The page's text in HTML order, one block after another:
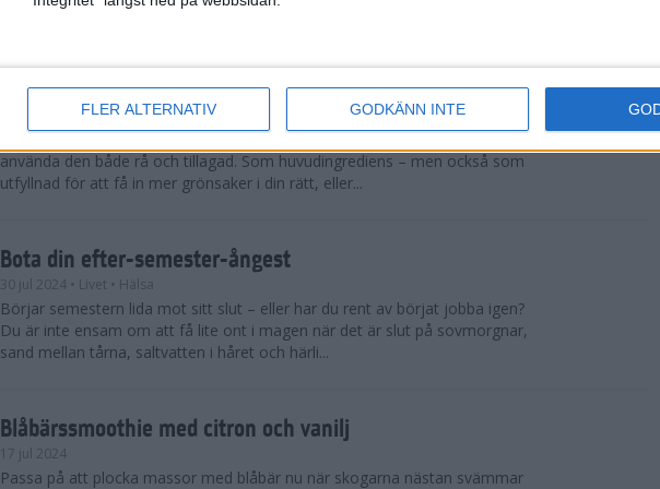
FLER ALTERNATIV GODKÄNN INTE
tips både till dig som satsar på ett rejält pers och t...
Enkla och goda zucchinirecept
• Livet• Recept
använda den både rå och tillagad. Som huvudingrediens – men också som
utfyllnad för att få in mer grönsaker i din rätt, eller...
Bota din efter-semester-ångest
30 jul 2024 • Livet • Hälsa
Börjar semestern lida mot sitt slut – eller har du rent av börjat jobba igen?
Du är inte ensam om att få lite ont i magen när det är slut på sovmorgnar,
sand mellan tårna, saltvatten i håret och härli...
Blåbärssmoothie med citron och vanilj
17 jul 2024
Passa på att plocka massor med blåbär nu när skogarna nästan svämmar